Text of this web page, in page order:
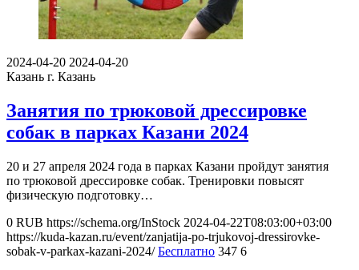
2024-04-20 2024-04-20
Казань г. Казань
Занятия по трюковой дрессировке
собак в парках Казани 2024
20 и 27 апреля 2024 года в парках Казани пройдут занятия
по трюковой дрессировке собак. Тренировки повысят
физическую подготовку…
0 RUB https://schema.org/InStock 2024-04-22T08:03:00+03:00
https://kuda-kazan.ru/event/zanjatija-po-trjukovoj-dressirovke-
sobak-v-parkax-kazani-2024/ Бесплатно 347 6